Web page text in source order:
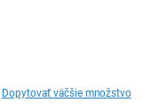
Dopytovať väčšie množstvo